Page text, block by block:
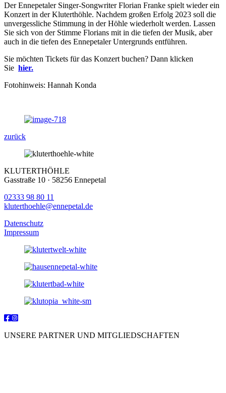
Der Ennepetaler Singer-Songwriter Florian Franke spielt wieder ein
Konzert in der Kluterthöhle. Nachdem großen Erfolg 2023 soll die
unvergessliche Stimmung in der Höhle wiederholt werden. Lassen
Sie sich von der Stimme Florians mit in die tiefen der Musik, aber
auch in die tiefen des Ennepetaler Untergrunds entführen.
Sie möchten Tickets für das Konzert buchen? Dann klicken
Sie hier.
Fotohinweis: Hannah Konda
zurück
KLUTERTHÖHLE
Gasstraße 10 · 58256 Ennepetal
02333 98 80 11
kluterthoehle@ennepetal.de
Datenschutz
Impressum
UNSERE PARTNER UND MITGLIEDSCHAFTEN